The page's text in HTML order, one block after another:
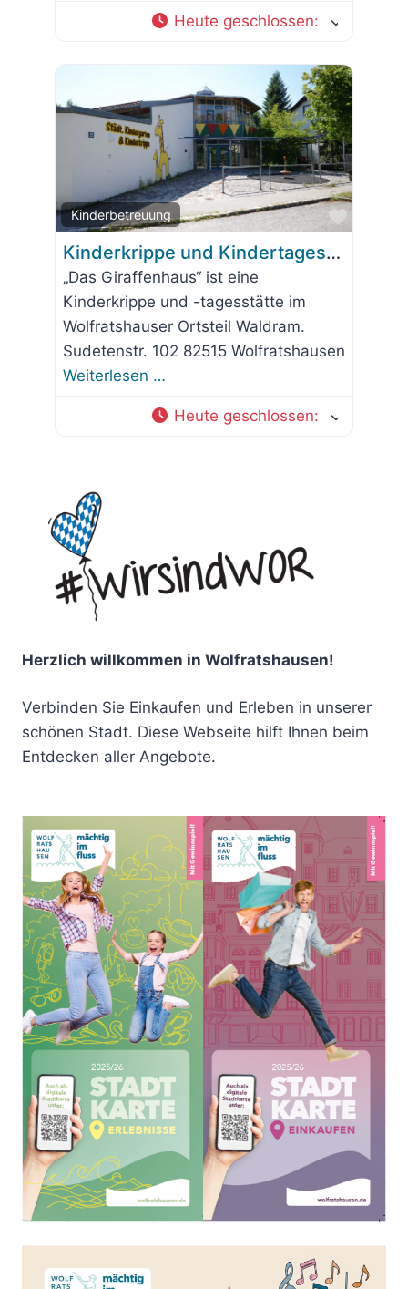
Heute geschlossen:
Kinderbetreuung
Favorit
Kinderkrippe und Kindertagesstätte „Das Giraffenhaus“
„Das Giraffenhaus“ ist eine
Kinderkrippe und -tagesstätte im
Wolfratshauser Ortsteil Waldram.
Sudetenstr. 102 82515 Wolfratshausen
Weiterlesen …
Heute geschlossen:
Herzlich willkommen in Wolfratshausen!
Verbinden Sie Einkaufen und Erleben in unserer
schönen Stadt. Diese Webseite hilft Ihnen beim
Entdecken aller Angebote.